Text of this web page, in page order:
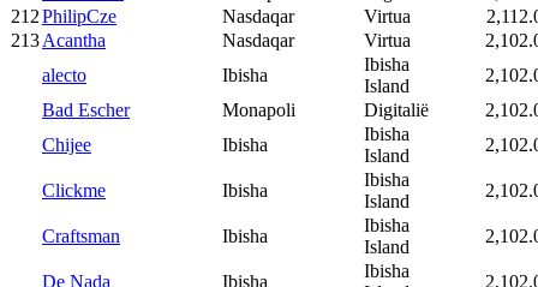
212PhilipCze Nasdaqar Virtua
213Acantha Nasdaqar Virtua
alecto
Ibisha
Ibisha
Island
Bad Escher
Monapoli Digitalië
Chijee
Ibisha
Ibisha
Island
Clickme Ibisha
Ibisha
Island
Craftsman Ibisha
Ibisha
Island
De Nada Ibisha
Ibisha